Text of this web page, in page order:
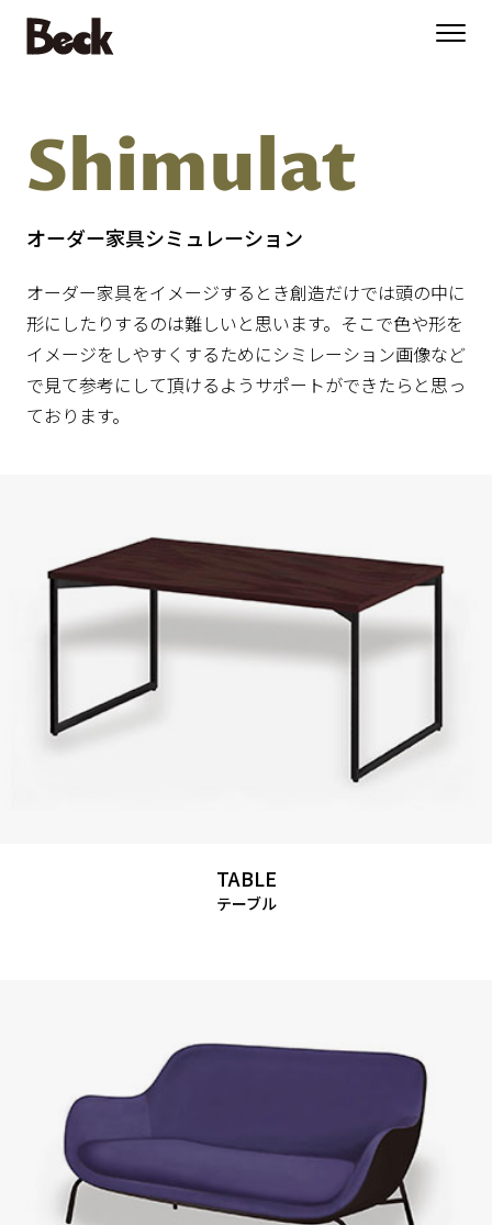
Shimulat
オーダー家具シミュレーション
オーダー家具をイメージするとき創造だけでは頭の中に
形にしたりするのは難しいと思います。そこで色や形を
イメージをしやすくするためにシミレーション画像など
で見て参考にして頂けるようサポートができたらと思っ
ております。
TABLE
テーブル